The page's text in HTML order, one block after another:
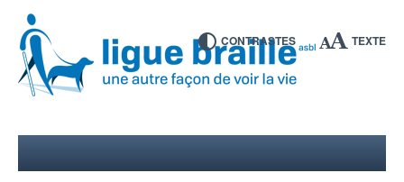
CONTRASTES TEXTE